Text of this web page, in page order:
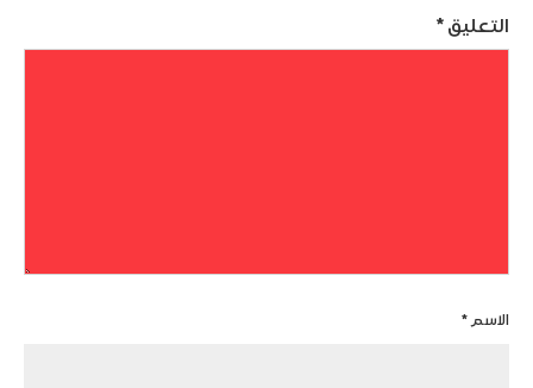
التعليق *
الاسم*